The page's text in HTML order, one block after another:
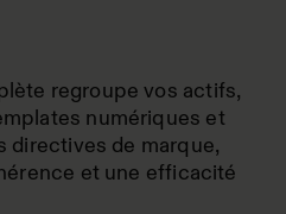
regroupe vos actifs,
numériques et
directives de marque,
et une efficacité